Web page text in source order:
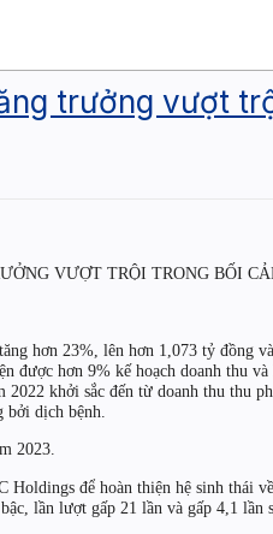
trưởng vượt
VƯỢT TRỘI TRONG BỐI
hơn 23%, lên hơn 1,073 tỷ đồng
được hơn 9% kế hoạch doanh thu
2022 khởi sắc đến từ doanh thu thu
dịch bệnh.
2023.
Holdings để hoàn thiện hệ sinh thái
lần lượt gấp 21 lần và gấp 4,1 lần